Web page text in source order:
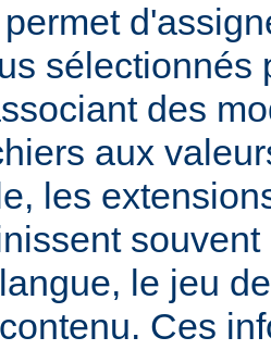
sélectionnés
des
aux
les
le jeu
Ces